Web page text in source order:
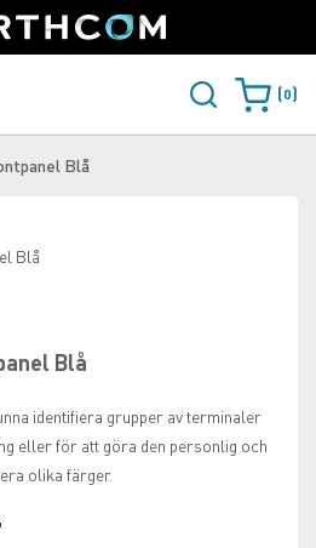
Varukorgen
0
Blå
Blå
identifiera grupper av terminaler
eller för att göra den personlig och
olika färger.